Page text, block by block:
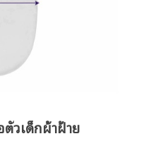
วเด็กผ้าฝ้าย